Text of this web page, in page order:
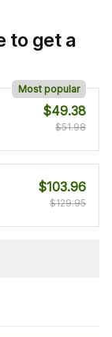
to get a
Most popular
$49.38
$51.98
$103.96
$129.95